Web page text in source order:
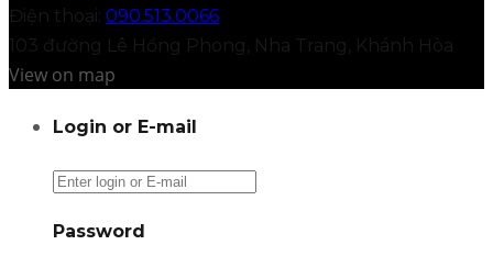
Điện thoại: 090.513.0066
103 đường Lê Hồng Phong, Nha Trang, Khánh Hòa
View on map
Login or E-mail
Password